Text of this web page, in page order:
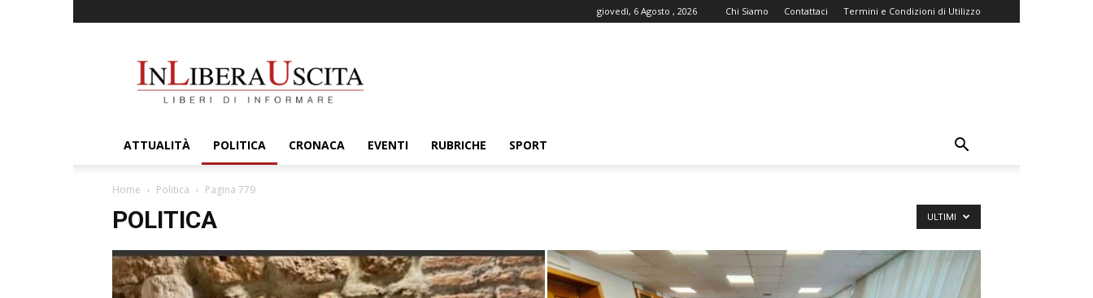
giovedì, 6 Agosto , 2026 Chi Siamo Contattaci Termini e Condizioni di Utilizzo
ATTUALITÀ POLITICA CRONACA EVENTI RUBRICHE SPORT
Home Politica Pagina 779
POLITICA ULTIMI